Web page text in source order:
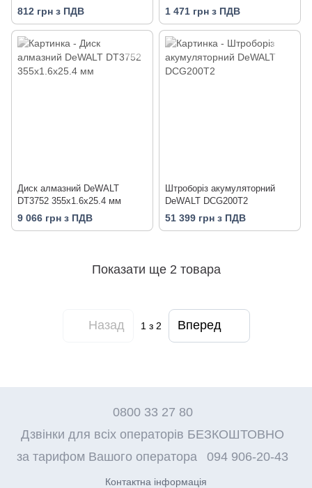
плиткорізу DWC410
812 грн з ПДВ
125 мм
1 471 грн з ПДВ
Диск алмазний DeWALT
DT3752 355х1.6х25.4 мм
9 066 грн з ПДВ
Штроборіз акумуляторний
DeWALT DCG200T2
51 399 грн з ПДВ
Показати ще 2 товара
Назад 1 з 2 Вперед
0800 33 27 80
Дзвінки для всіх операторів БЕЗКОШТОВНО
за тарифом Вашого оператора
094 906-20-43
Контактна інформація